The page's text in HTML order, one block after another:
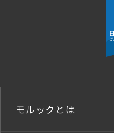
モルックとは